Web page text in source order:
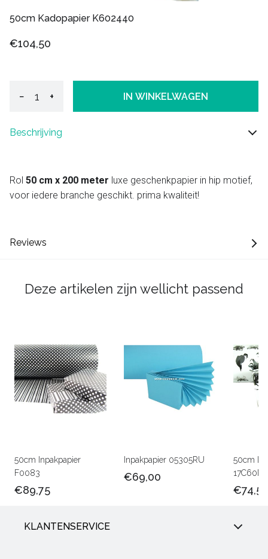
50cm Kadopapier K602440
€104,50
− + IN WINKELWAGEN
Beschrijving
Rol 50 cm x 200 meter luxe geschenkpapier in hip motief,
voor iedere branche geschikt. prima kwaliteit!
Reviews
Deze artikelen zijn wellicht passend
50cm Inpakpapier
F0083
€89,75
Inpakpapier 05305RU
€69,00
50cm
€74,50
KLANTENSERVICE